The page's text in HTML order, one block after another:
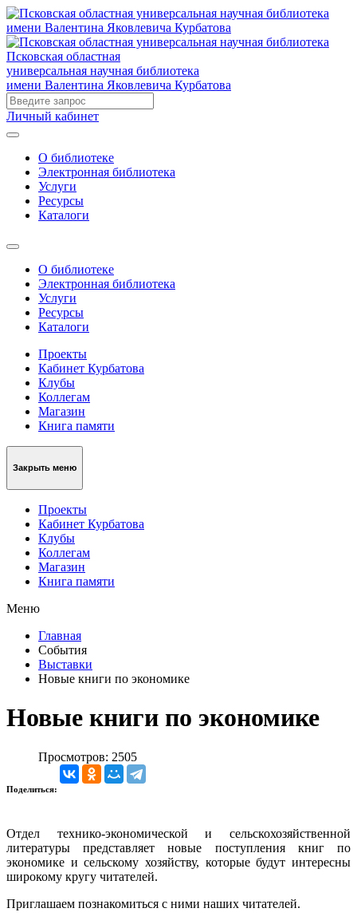
Псковская областная
универсальная научная библиотека
имени Валентина Яковлевича Курбатова
Личный кабинет
О библиотеке
Электронная библиотека
Услуги
Ресурсы
Каталоги
О библиотеке
Электронная библиотека
Услуги
Ресурсы
Каталоги
Проекты
Кабинет Курбатова
Клубы
Коллегам
Магазин
Книга памяти
Закрыть меню
Проекты
Кабинет Курбатова
Клубы
Коллегам
Магазин
Книга памяти
Меню
Главная
События
Выставки
Новые книги по экономике
Новые книги по экономике
Просмотров: 2505
Поделиться:
Отдел технико-экономической и сельскохозяйственной
литературы представляет новые поступления книг по
экономике и сельскому хозяйству, которые будут интересны
широкому кругу читателей.
Приглашаем познакомиться с ними наших читателей.